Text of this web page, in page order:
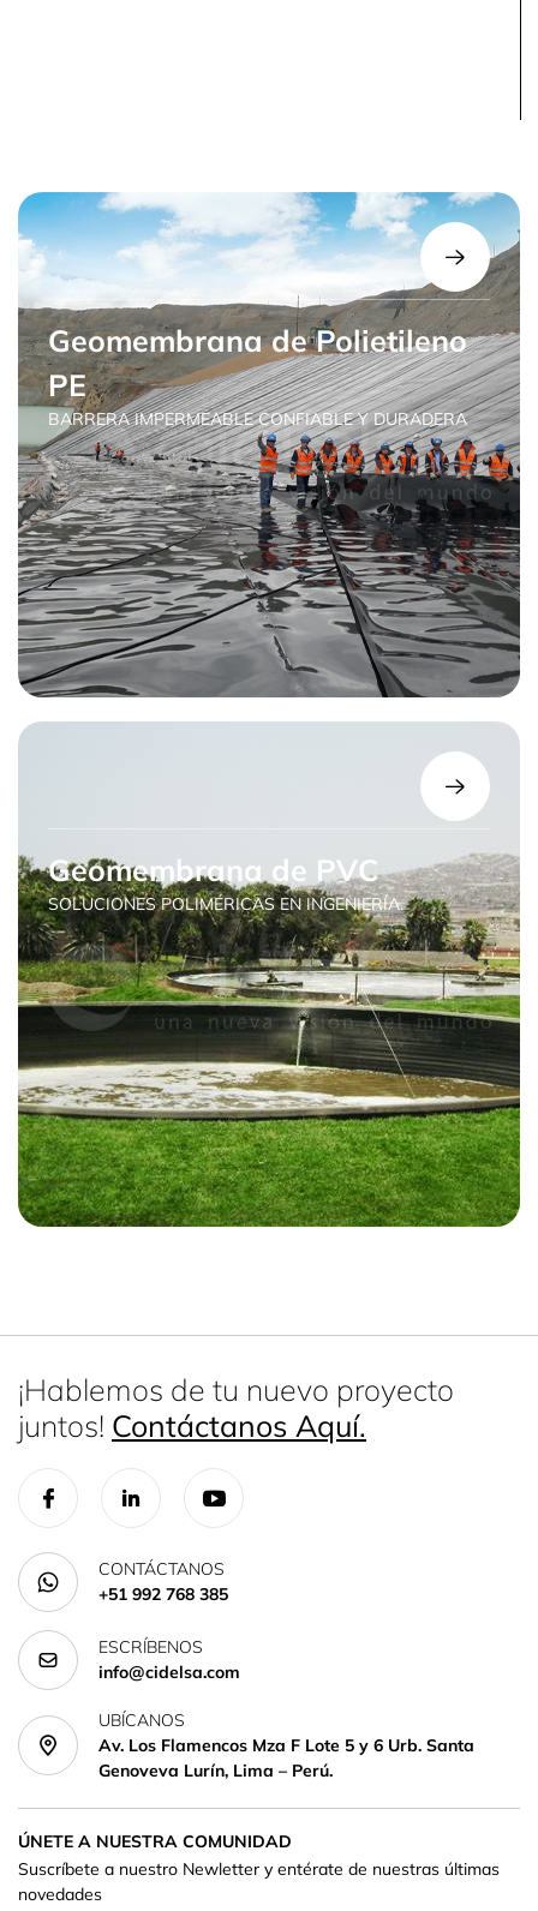
Geomembrana de Polietileno
PE
BARRERA IMPERMEABLE CONFIABLE Y DURADERA
Geomembrana de PVC
SOLUCIONES POLIMÉRICAS EN INGENIERÍA.
¡Hablemos de tu nuevo proyecto
juntos! Contáctanos Aquí.
CONTÁCTANOS
+51 992 768 385
ESCRÍBENOS
info@cidelsa.com
UBÍCANOS
Av. Los Flamencos Mza F Lote 5 y 6 Urb. Santa
Genoveva Lurín, Lima – Perú.
ÚNETE A NUESTRA COMUNIDAD
Suscríbete a nuestro Newletter y entérate de nuestras últimas
novedades